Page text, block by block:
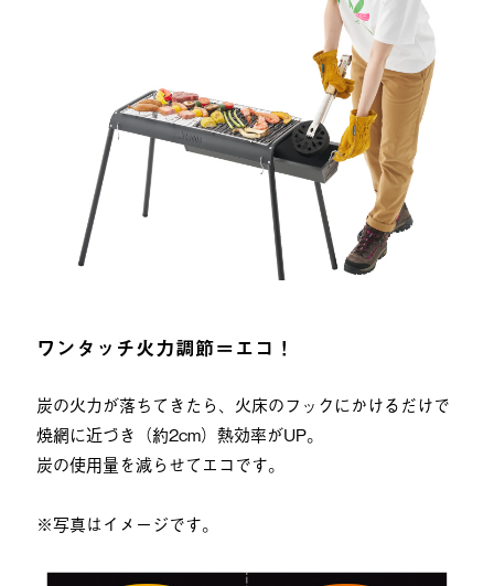
ワンタッチ火力調節＝エコ！
炭の火力が落ちてきたら、火床のフックにかけるだけで
焼網に近づき（約2cm）熱効率がUP。
炭の使用量を減らせてエコです。
※写真はイメージです。